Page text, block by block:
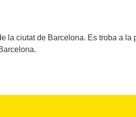
la ciutat de Barcelona. Es troba a